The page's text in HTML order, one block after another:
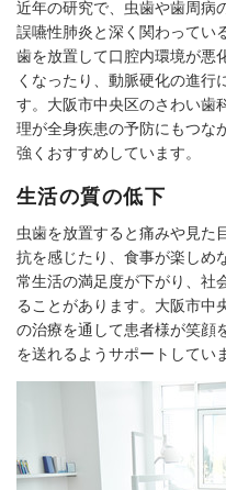
近年の研究で、虫歯や歯周病
誤嚥性肺炎と深く関わってい
歯を放置して口腔内環境が悪
くなったり、動脈硬化の進行
す。大阪市中央区のさわい歯
理が全身疾患の予防にもつな
強くおすすめしています。
生活の質の低下
虫歯を放置すると痛みや見た
抗を感じたり、食事が楽しめ
常生活の満足度が下がり、社
ることがあります。大阪市中
の治療を通して患者様が笑顔
を送れるようサポートしてい